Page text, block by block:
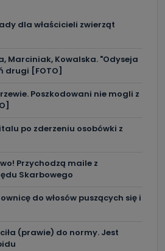
dla właścicieli zwierząt
Marciniak, Kowalska. "Odyseja
drugi [FOTO]
Poszkodowani nie mogli z
po zderzeniu osobówki z
Przychodzą maile z
Skarbowego
do włosów puszących się i
(prawie) do normy. Jest